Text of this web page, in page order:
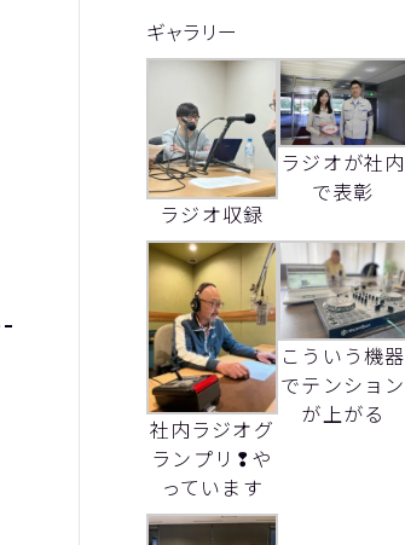
ギャラリー
ラジオ収録
ラジオが社内
で表彰
社内ラジオグ
ランプリ❢や
っています
こういう機器
でテンション
が上がる